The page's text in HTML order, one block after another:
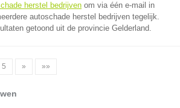
herstel bedrijven om via één e-mail in
autoschade herstel bedrijven tegelijk.
getoond uit de provincie Gelderland.
5 » »»